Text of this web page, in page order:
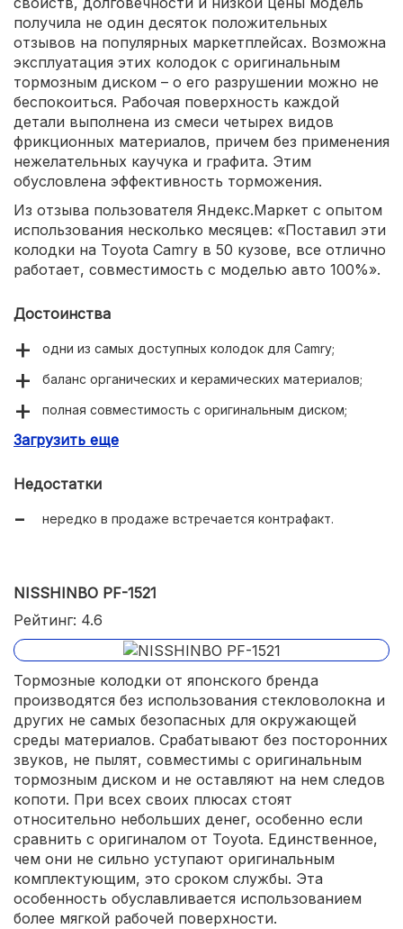
получила не один десяток положительных
отзывов на популярных маркетплейсах. Возможна
эксплуатация этих колодок с оригинальным
тормозным диском – о его разрушении можно не
беспокоиться. Рабочая поверхность каждой
детали выполнена из смеси четырех видов
фрикционных материалов, причем без применения
нежелательных каучука и графита. Этим
обусловлена эффективность торможения.
Из отзыва пользователя Яндекс.Маркет с опытом
использования несколько месяцев: «Поставил эти
колодки на Toyota Camry в 50 кузове, все отлично
работает, совместимость с моделью авто 100%».
Достоинства
одни из самых доступных колодок для Camry;
баланс органических и керамических материалов;
полная совместимость с оригинальным диском;
голограмма для проверки подлинности на упаковке.
Загрузить еще
Недостатки
нередко в продаже встречается контрафакт.
NISSHINBO PF-1521
Рейтинг: 4.6
Тормозные колодки от японского бренда
производятся без использования стекловолокна и
других не самых безопасных для окружающей
среды материалов. Срабатывают без посторонних
звуков, не пылят, совместимы с оригинальным
тормозным диском и не оставляют на нем следов
копоти. При всех своих плюсах стоят
относительно небольших денег, особенно если
сравнить с оригиналом от Toyota. Единственное,
чем они не сильно уступают оригинальным
комплектующим, это сроком службы. Эта
особенность обуславливается использованием
более мягкой рабочей поверхности.